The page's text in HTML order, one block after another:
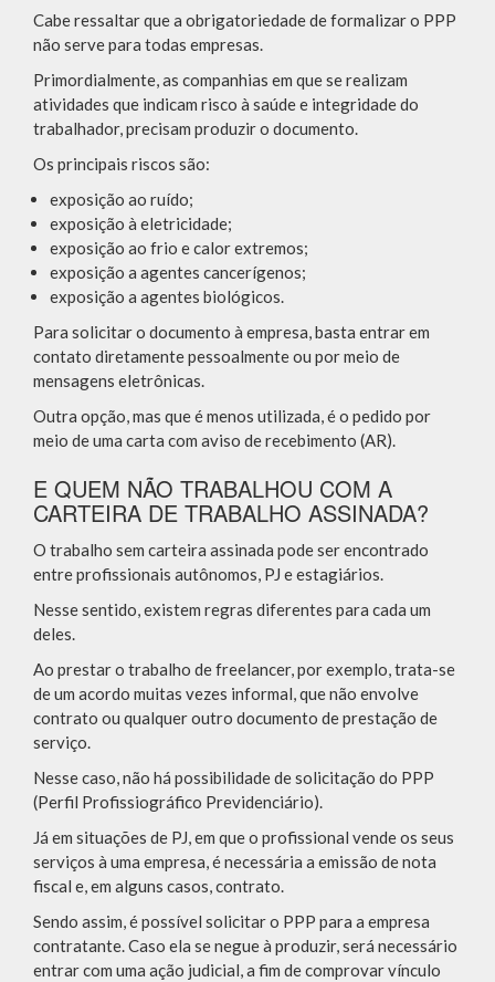
Cabe ressaltar que a obrigatoriedade de formalizar o PPP
não serve para todas empresas.
Primordialmente, as companhias em que se realizam
atividades que indicam risco à saúde e integridade do
trabalhador, precisam produzir o documento.
Os principais riscos são:
exposição ao ruído;
exposição à eletricidade;
exposição ao frio e calor extremos;
exposição a agentes cancerígenos;
exposição a agentes biológicos.
Para solicitar o documento à empresa, basta entrar em
contato diretamente pessoalmente ou por meio de
mensagens eletrônicas.
Outra opção, mas que é menos utilizada, é o pedido por
meio de uma carta com aviso de recebimento (AR).
E QUEM NÃO TRABALHOU COM A
CARTEIRA DE TRABALHO ASSINADA?
O trabalho sem carteira assinada pode ser encontrado
entre profissionais autônomos, PJ e estagiários.
Nesse sentido, existem regras diferentes para cada um
deles.
Ao prestar o trabalho de freelancer, por exemplo, trata-se
de um acordo muitas vezes informal, que não envolve
contrato ou qualquer outro documento de prestação de
serviço.
Nesse caso, não há possibilidade de solicitação do PPP
(Perfil Profissiográfico Previdenciário).
Já em situações de PJ, em que o profissional vende os seus
serviços à uma empresa, é necessária a emissão de nota
fiscal e, em alguns casos, contrato.
Sendo assim, é possível solicitar o PPP para a empresa
contratante. Caso ela se negue à produzir, será necessário
entrar com uma ação judicial, a fim de comprovar vínculo